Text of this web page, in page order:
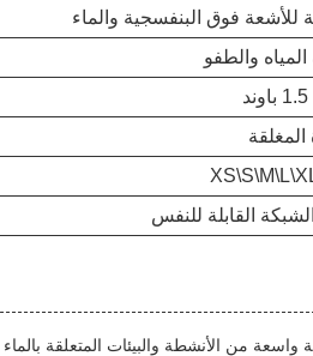
للأشعة فوق البنفسجية والماء
والطفو
المغلقة
القابلة للنفس
من الأنشطة والبيئات المتعلقة بالماء